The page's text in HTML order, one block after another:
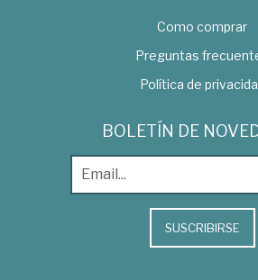
Como comprar
Preguntas
Política de
BOLETÍN DE
SUSCRIBIRSE